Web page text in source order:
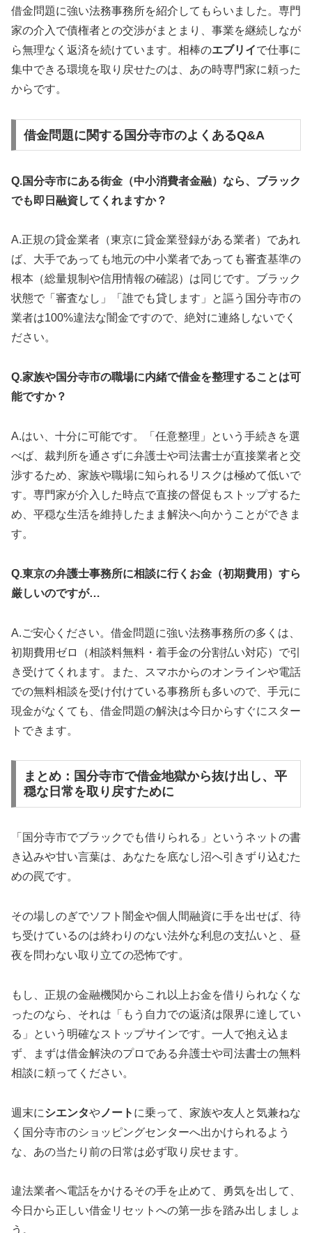
借金問題に強い法務事務所を紹介してもらいました。専門
家の介入で債権者との交渉がまとまり、事業を継続しなが
ら無理なく返済を続けています。相棒のエブリイで仕事に
集中できる環境を取り戻せたのは、あの時専門家に頼った
からです。
借金問題に関する国分寺市のよくあるQ&A
Q.国分寺市にある街金（中小消費者金融）なら、ブラック
でも即日融資してくれますか？
A.正規の貸金業者（東京に貸金業登録がある業者）であれ
ば、大手であっても地元の中小業者であっても審査基準の
根本（総量規制や信用情報の確認）は同じです。ブラック
状態で「審査なし」「誰でも貸します」と謳う国分寺市の
業者は100%違法な闇金ですので、絶対に連絡しないでく
ださい。
Q.家族や国分寺市の職場に内緒で借金を整理することは可
能ですか？
A.はい、十分に可能です。「任意整理」という手続きを選
べば、裁判所を通さずに弁護士や司法書士が直接業者と交
渉するため、家族や職場に知られるリスクは極めて低いで
す。専門家が介入した時点で直接の督促もストップするた
め、平穏な生活を維持したまま解決へ向かうことができま
す。
Q.東京の弁護士事務所に相談に行くお金（初期費用）すら
厳しいのですが…
A.ご安心ください。借金問題に強い法務事務所の多くは、
初期費用ゼロ（相談料無料・着手金の分割払い対応）で引
き受けてくれます。また、スマホからのオンラインや電話
での無料相談を受け付けている事務所も多いので、手元に
現金がなくても、借金問題の解決は今日からすぐにスター
トできます。
まとめ：国分寺市で借金地獄から抜け出し、平
穏な日常を取り戻すために
「国分寺市でブラックでも借りられる」というネットの書
き込みや甘い言葉は、あなたを底なし沼へ引きずり込むた
めの罠です。
その場しのぎでソフト闇金や個人間融資に手を出せば、待
ち受けているのは終わりのない法外な利息の支払いと、昼
夜を問わない取り立ての恐怖です。
もし、正規の金融機関からこれ以上お金を借りられなくな
ったのなら、それは「もう自力での返済は限界に達してい
る」という明確なストップサインです。一人で抱え込ま
ず、まずは借金解決のプロである弁護士や司法書士の無料
相談に頼ってください。
週末にシエンタや ノート に乗って、家族や友人と気兼ねな
く国分寺市のショッピングセンターへ出かけられるよう
な、あの当たり前の日常は必ず取り戻せます。
違法業者へ電話をかけるその手を止めて、勇気を出して、
今日から正しい借金リセットへの第一歩を踏み出しましょ
う。